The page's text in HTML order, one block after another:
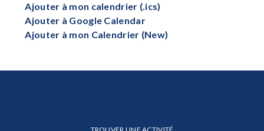
Ajouter à mon calendrier (.ics)
Ajouter à Google Calendar
Ajouter à mon Calendrier (New)